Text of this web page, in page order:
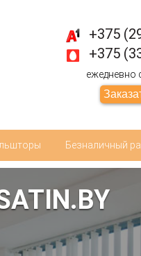
+375
+375
ежедневно
Безналичный